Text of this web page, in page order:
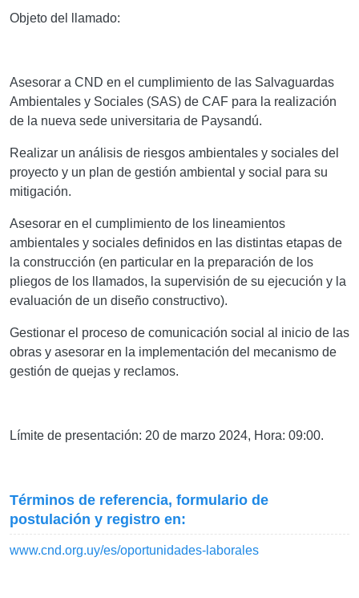
Objeto del llamado:
Asesorar a CND en el cumplimiento de las Salvaguardas
Ambientales y Sociales (SAS) de CAF para la realización
de la nueva sede universitaria de Paysandú.
Realizar un análisis de riesgos ambientales y sociales del
proyecto y un plan de gestión ambiental y social para su
mitigación.
Asesorar en el cumplimiento de los lineamientos
ambientales y sociales definidos en las distintas etapas de
la construcción (en particular en la preparación de los
pliegos de los llamados, la supervisión de su ejecución y la
evaluación de un diseño constructivo).
Gestionar el proceso de comunicación social al inicio de las
obras y asesorar en la implementación del mecanismo de
gestión de quejas y reclamos.
Límite de presentación: 20 de marzo 2024, Hora: 09:00.
Términos de referencia, formulario de
postulación y registro en:
www.cnd.org.uy/es/oportunidades-laborales